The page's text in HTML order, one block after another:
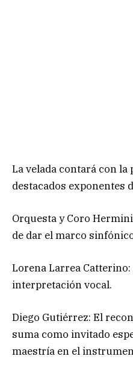
La velada contará con
destacados exponentes
Orquesta y Coro
de dar el marco
Lorena Larrea
interpretación vocal.
Diego Gutiérrez: El
suma como invitado
maestría en el